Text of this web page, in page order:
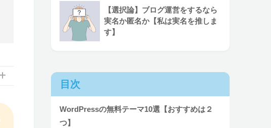
【選択論】ブログ運営をするなら
実名か匿名か【私は実名を推しま
す】
目次
WordPressの無料テーマ10選【おすすめは２
つ】